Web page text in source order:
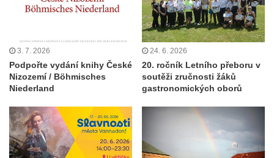
3. 7. 2026
Podpořte vydání knihy České
Nizozemí / Böhmisches
Niederland
24. 6. 2026
20. ročník Letního přeboru v
soutěži zručnosti žáků
gastronomických oborů